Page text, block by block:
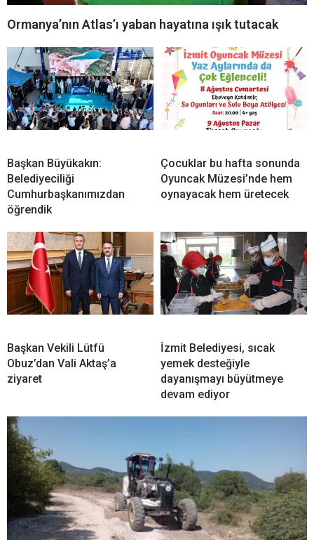
Ormanya’nın Atlas’ı yaban hayatına ışık tutacak
Başkan Büyükakın:
Belediyeciliği
Cumhurbaşkanımızdan
öğrendik
Çocuklar bu hafta sonunda
Oyuncak Müzesi’nde hem
oynayacak hem üretecek
Başkan Vekili Lütfü
Obuz’dan Vali Aktaş’a
ziyaret
İzmit Belediyesi, sıcak
yemek desteğiyle
dayanışmayı büyütmeye
devam ediyor